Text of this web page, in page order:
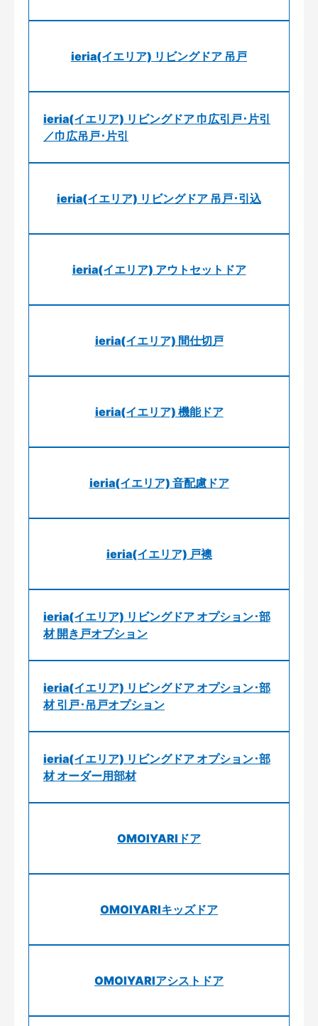
ieria(イエリア) リビングドア 吊戸
ieria(イエリア) リビングドア 巾広引戸･片引
／巾広吊戸･片引
ieria(イエリア) リビングドア 吊戸･引込
ieria(イエリア) アウトセットドア
ieria(イエリア) 間仕切戸
ieria(イエリア) 機能ドア
ieria(イエリア) 音配慮ドア
ieria(イエリア) 戸襖
ieria(イエリア) リビングドア オプション･部
材 開き戸オプション
ieria(イエリア) リビングドア オプション･部
材 引戸･吊戸オプション
ieria(イエリア) リビングドア オプション･部
材 オーダー用部材
OMOIYARIドア
OMOIYARIキッズドア
OMOIYARIアシストドア